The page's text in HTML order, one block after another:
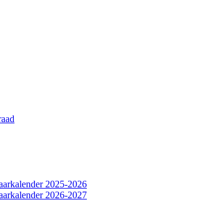
2025-2026
2026-2027